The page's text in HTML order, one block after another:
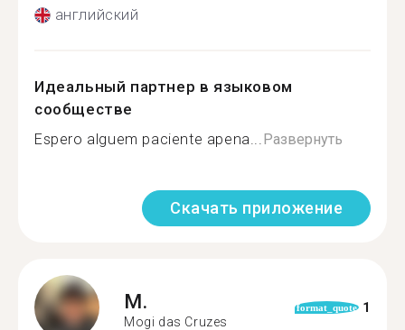
английский
Идеальный партнер в языковом
сообществе
Espero alguem paciente apena...Развернуть
Скачать приложение
M.
Mogi das Cruzes
format_quote 1